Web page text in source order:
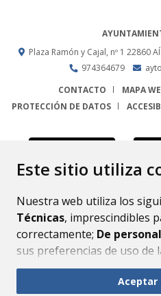
Este sitio utiliza
Nuestra web utiliza los
Técnicas, imprescindibles
correctamente; De
sus preferencias de uso de
mejorar el funcionamiento
Aceptar
Plaza Ramón y Cajal, nº 1 22860
974364679
CONTACTO
MAPA
PROTECCIÓN DE DATOS